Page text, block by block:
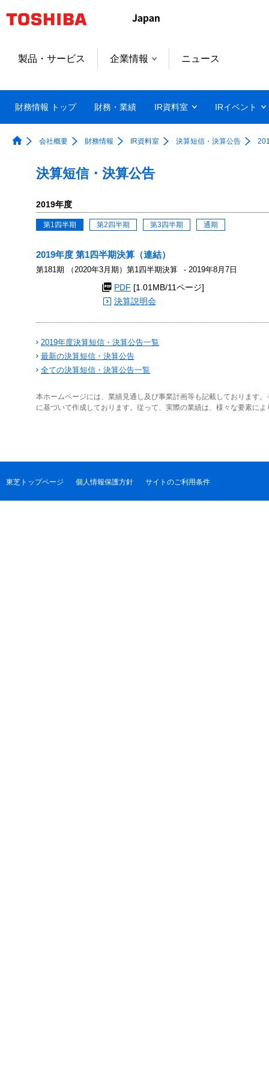
製品・サービス 企業情報 ニュース
財務情報 トップ 財務・業績 IR資料室 IRイベント
会社概要 財務情報 IR資料室 決算短信・決算公告
決算短信・決算公告
2019年度
第1四半期 第2四半期 第3四半期 通期
2019年度 第1四半期決算（連結）
第181期 （2020年3月期）第1四半期決算
- 2019年8月7日
PDF [1.01MB/11ページ]
決算説明会
2019年度決算短信・決算公告一覧
最新の決算短信・決算公告
全ての決算短信・決算公告一覧
本ホームページには、業績見通し及び事業計画等も記載しております
に基づいて作成しております。従って、実際の業績は、様々な要素に
東芝トップページ 個人情報保護方針 サイトのご利用条件